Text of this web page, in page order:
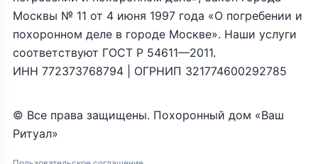
© Все права защищены. Похоронный дом «Ваш
Ритуал»
Москвы № 11 от 4 июня 1997 года «О погребении и
похоронном деле в городе Москве». Наши услуги
соответствуют ГОСТ Р 54611—2011.
ИНН 772373768794 | ОГРНИП 321774600292785